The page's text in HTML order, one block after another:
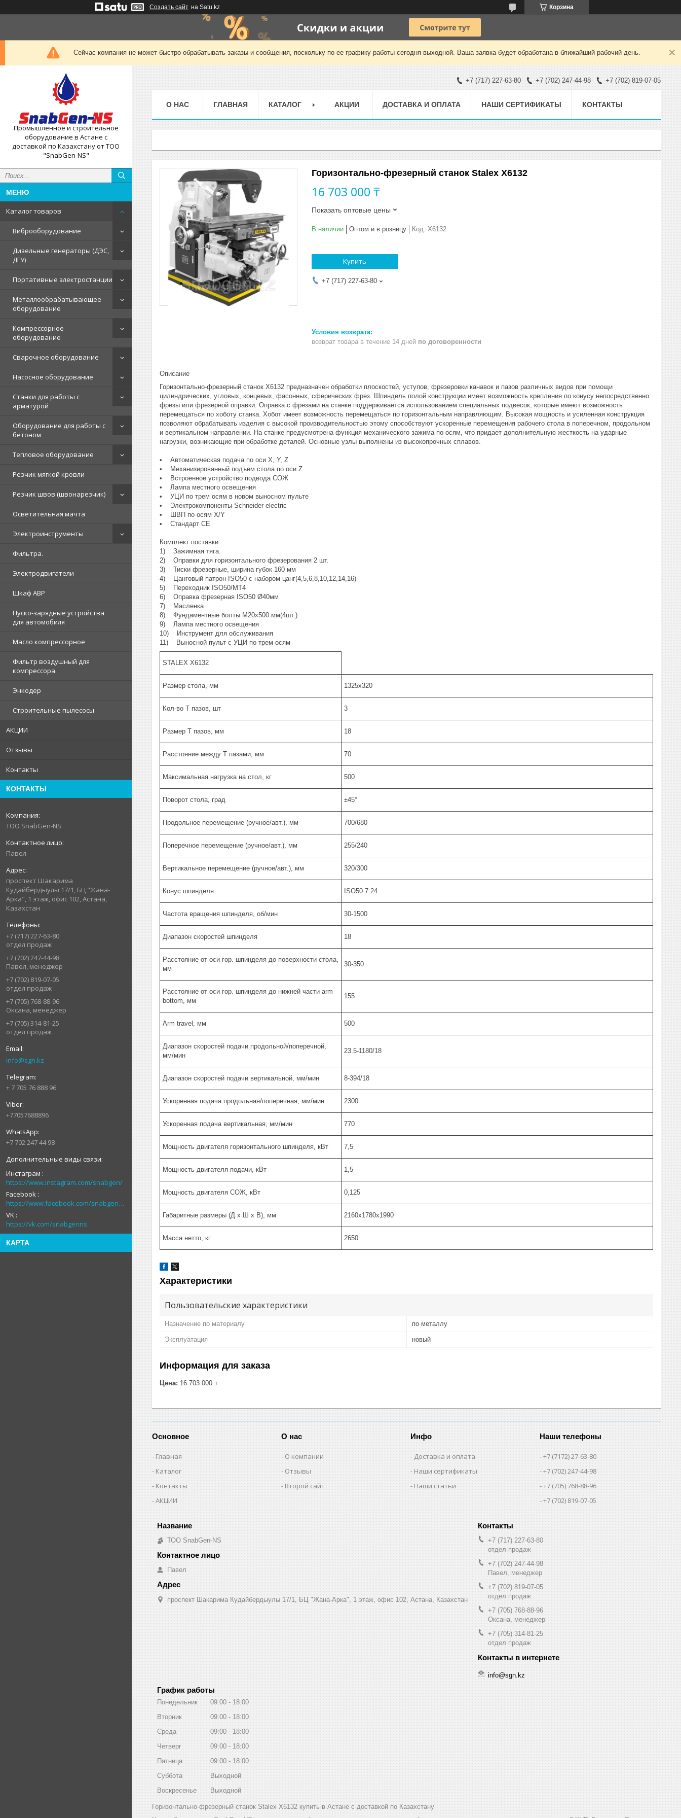
Создать сайт на Satu.kz Корзина
Сейчас компания не может быстро обрабатывать заказы и сообщения, поскольку по ее графику работы сегодня выходной. Ваша заявка будет обработана в ближайший рабочий день.
Промышленное и строительное
оборудование в Астане с
доставкой по Казахстану от ТОО
"SnabGen-NS"
Каталог товаров
Виброоборудование
Дизельные генераторы (ДЭС,
ДГУ)
Портативные электростанции
Металлообрабатывающее
оборудование
Компрессорное
оборудование
Сварочное оборудование
Насосное оборудование
Станки для работы с
арматурой
Оборудование для работы с
бетоном
Тепловое оборудование
Резчик мягкой кровли
Резчик швов (швонарезчик)
Осветительная мачта
Электроинструменты
Фильтра.
Электродвигатели
Шкаф АВР
Пуско-зарядные устройства
для автомобиля
Масло компрессорное
Фильтр воздушный для
компрессора
Энкодер
Строительные пылесосы
АКЦИИ
Отзывы
Контакты
КОНТАКТЫ
ТОО SnabGen-NS
Павел
проспект Шакарима
Кудайбердыулы 17/1, БЦ "Жана-
Арка", 1 этаж, офис 102, Астана,
Казахстан
+7 (717) 227-63-80
отдел продаж
+7 (702) 247-44-98
Павел, менеджер
+7 (702) 819-07-05
отдел продаж
+7 (705) 768-88-96
Оксана, менеджер
+7 (705) 314-81-25
отдел продаж
info@sgn.kz
+ 7 705 76 888 96
+77057688896
+7 702 247 44 98
Инстаграм
https://www.instagram.com/snabgen/
Facebook
https://www.facebook.com/snabgenNS
VK
https://vk.com/snabgenns
КАРТА
+7 (717) 227-63-80 +7 (702) 247-44-98 +7 (702) 819-07-05
О НАС ГЛАВНАЯ КАТАЛОГ АКЦИИ ДОСТАВКА И ОПЛАТА НАШИ СЕРТИФИКАТЫ КОНТАКТЫ
Горизонтально-фрезерный станок Stalex X6132
16 703 000 ₸
Показать оптовые цены
В наличии Оптом и в розницу Код: X6132
Купить
+7 (717) 227-63-80
возврат товара в течение 14 дней по договоренности
Описание
Горизонтально-фрезерный станок X6132 предназначен обработки плоскостей, уступов, фрезеровки канавок и пазов различных видов при помощи
цилиндрических, угловых, концевых, фасонных, сферических фрез. Шпиндель полой конструкции имеет возможность крепления по конусу непосредственно
фрезы или фрезерной оправки. Оправка с фрезами на станке поддерживается использованием специальных подвесок, которые имеют возможность
перемещаться по хоботу станка. Хобот имеет возможность перемещаться по горизонтальным направляющим. Высокая мощность и усиленная конструкция
позволяют обрабатывать изделия с высокой производительностью этому способствуют ускоренные перемещения рабочего стола в поперечном, продольном
и вертикальном направлении. На станке предусмотрена функция механического зажима по осям, что придает дополнительную жесткость на ударные
нагрузки, возникающие при обработке деталей. Основные узлы выполнены из высокопрочных сплавов.
• Автоматическая подача по оси Х, Y, Z
• Механизированный подъем стола по оси Z
• Встроенное устройство подвода СОЖ
• Лампа местного освещения
• УЦИ по трем осям в новом выносном пульте
• Электрокомпоненты Schneider electric
• ШВП по осям X/Y
• Стандарт СЕ
Комплект поставки
1) Зажимная тяга.
2) Оправки для горизонтального фрезерования 2 шт.
3) Тиски фрезерные, ширина губок 160 мм
4) Цанговый патрон ISO50 с набором цанг(4,5,6,8,10,12,14,16)
5) Переходник ISO50/MT4
6) Оправка фрезерная ISO50 Ø40мм
7) Масленка
8) Фундаментные болты М20х500 мм(4шт.)
9) Лампа местного освещения
10) Инструмент для обслуживания
11) Выносной пульт с УЦИ по трем осям
STALEX X6132
Размер стола, мм 1325х320
Кол-во Т пазов, шт 3
Размер Т пазов, мм 18
Расстояние между Т пазами, мм 70
Максимальная нагрузка на стол, кг 500
Поворот стола, град ±45°
Продольное перемещение (ручное/авт.), мм 700/680
Поперечное перемещение (ручное/авт.), мм 255/240
Вертикальное перемещение (ручное/авт.), мм 320/300
Конус шпинделя ISO50 7:24
Частота вращения шпинделя, об/мин 30-1500
Диапазон скоростей шпинделя 18
Расстояние от оси гор. шпинделя до поверхности стола,
мм
30-350
Расстояние от оси гор. шпинделя до нижней части arm
bottom, мм
155
Arm travel, мм 500
Диапазон скоростей подачи продольной/поперечной,
мм/мин
23.5-1180/18
Диапазон скоростей подачи вертикальной, мм/мин 8-394/18
Ускоренная подача продольная/поперечная, мм/мин 2300
Ускоренная подача вертикальная, мм/мин 770
Мощность двигателя горизонтального шпинделя, кВт 7,5
Мощность двигателя подачи, кВт 1,5
Мощность двигателя СОЖ, кВт 0,125
Габаритные размеры (Д х Ш х В), мм 2160x1780x1990
Масса нетто, кг 2650
Характеристики
Пользовательские характеристики
Назначение по материалу по металлу
Эксплуатация новый
Информация для заказа
Цена: 16 703 000 ₸
Основное
Главная
Каталог
Контакты
АКЦИИ
О нас
О компании
Отзывы
Второй сайт
Инфо
Доставка и оплата
Наши сертификаты
Наши статьи
Наши телефоны
+7 (7172) 27-63-80
+7 (702) 247-44-98
+7 (705) 768-88-96
+7 (702) 819-07-05
ТОО SnabGen-NS
Павел
проспект Шакарима Кудайбердыулы 17/1, БЦ "Жана-Арка", 1 этаж, офис 102, Астана, Казахстан
+7 (717) 227-63-80
отдел продаж
+7 (702) 247-44-98
Павел, менеджер
+7 (702) 819-07-05
отдел продаж
+7 (705) 768-88-96
Оксана, менеджер
+7 (705) 314-81-25
отдел продаж
info@sgn.kz
График работы
Понедельник 09:00
18:00
Вторник
09:00
18:00
Среда
09:00
18:00
Четверг
09:00
18:00
Пятница
09:00
18:00
Суббота
Выходной
Воскресенье
Выходной
Горизонтально-фрезерный станок Stalex X6132 купить в Астане с доставкой по Казахстану